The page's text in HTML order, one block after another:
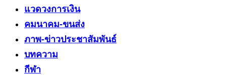
แวดวงการเงิน
คมนาคม-ขนส่ง
ภาพ-ข่าวประชาสัมพันธ์
บทความ
กีฬา